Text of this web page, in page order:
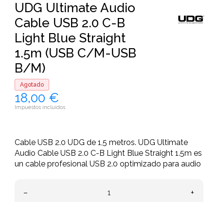
UDG Ultimate Audio
Cable USB 2.0 C-B
Light Blue Straight
1.5m (USB C/M-USB
B/M)
Agotado
18,00 €
Impuestos incluidos
Cable USB 2.0 UDG de 1,5 metros. UDG Ultimate
Audio Cable USB 2.0 C-B Light Blue Straight 1.5m es
un cable profesional USB 2.0 optimizado para audio
– +